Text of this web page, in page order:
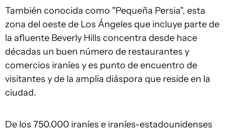
También conocida como "Pequeña Persia", esta
zona del oeste de Los Ángeles que incluye parte de
la afluente Beverly Hills concentra desde hace
décadas un buen número de restaurantes y
comercios iraníes y es punto de encuentro de
visitantes y de la amplia diáspora que reside en la
ciudad.
De los 750.000 iraníes e iraníes-estadounidenses